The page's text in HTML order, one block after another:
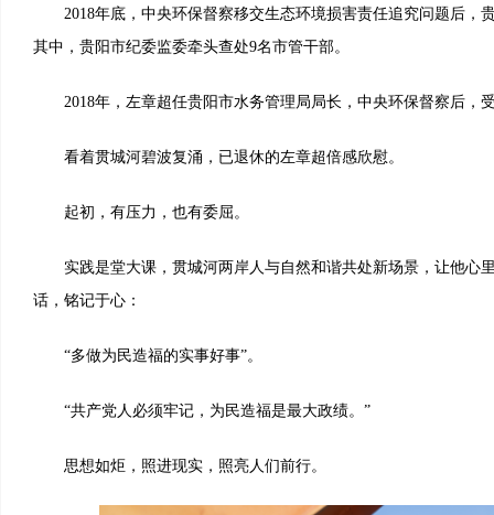
2018年底，中央环保督察移交生态环境损害责任追究问题后，
其中，贵阳市纪委监委牵头查处9名市管干部。
2018年，左章超任贵阳市水务管理局局长，中央环保督察后，
看着贯城河碧波复涌，已退休的左章超倍感欣慰。
起初，有压力，也有委屈。
实践是堂大课，贯城河两岸人与自然和谐共处新场景，让他心
话，铭记于心：
“多做为民造福的实事好事”。
“共产党人必须牢记，为民造福是最大政绩。”
思想如炬，照进现实，照亮人们前行。